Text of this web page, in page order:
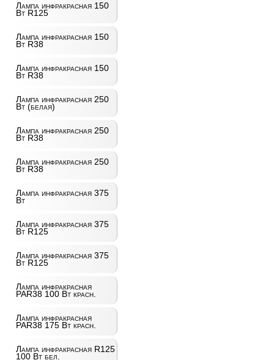
Лампа инфракрасная 150
Вт R125
Лампа инфракрасная 150
Вт R38
Лампа инфракрасная 150
Вт R38
Лампа инфракрасная 250
Вт (белая)
Лампа инфракрасная 250
Вт R38
Лампа инфракрасная 250
Вт R38
Лампа инфракрасная 375
Вт
Лампа инфракрасная 375
Вт R125
Лампа инфракрасная 375
Вт R125
Лампа инфракрасная
PAR38 100 Вт красн.
Лампа инфракрасная
PAR38 175 Вт красн.
Лампа инфракрасная R125
100 Вт бел.